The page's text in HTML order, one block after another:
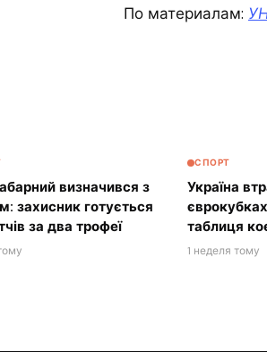
По материалам:
визначився з
захисник готується
за два трофеї
СПОРТ
Україна
таблиця
1 неделя тому